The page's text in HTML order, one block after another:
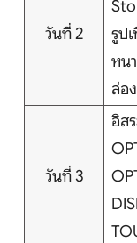
วันที่ 2
รูป
หน
ล่อ
วันที่ 3
อิส